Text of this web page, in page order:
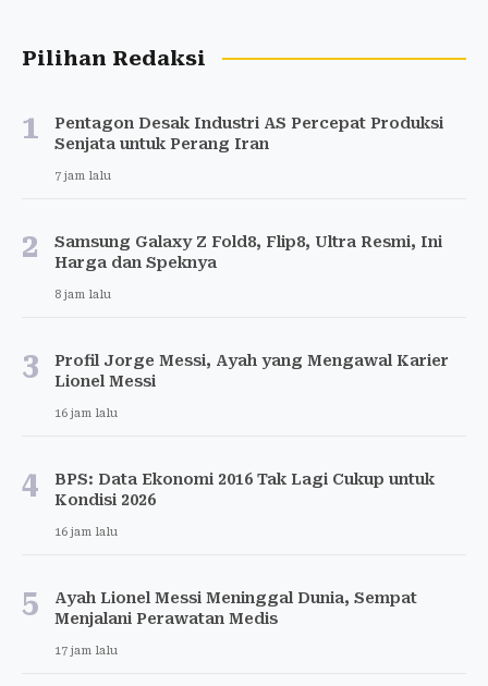
Pilihan Redaksi
1
Pentagon Desak Industri AS Percepat Produksi
Senjata untuk Perang Iran
7 jam lalu
2
Samsung Galaxy Z Fold8, Flip8, Ultra Resmi, Ini
Harga dan Speknya
8 jam lalu
3
Profil Jorge Messi, Ayah yang Mengawal Karier
Lionel Messi
16 jam lalu
4
BPS: Data Ekonomi 2016 Tak Lagi Cukup untuk
Kondisi 2026
16 jam lalu
5
Ayah Lionel Messi Meninggal Dunia, Sempat
Menjalani Perawatan Medis
17 jam lalu